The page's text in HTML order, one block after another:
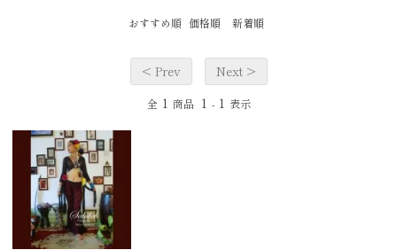
おすすめ順 価格順 新着順
< Prev Next >
全 1 商品 1 - 1 表示